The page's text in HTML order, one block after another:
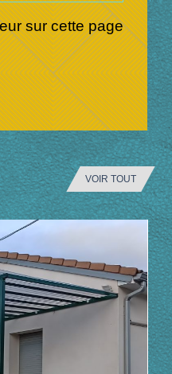
sur cette page
VOIR TOUT